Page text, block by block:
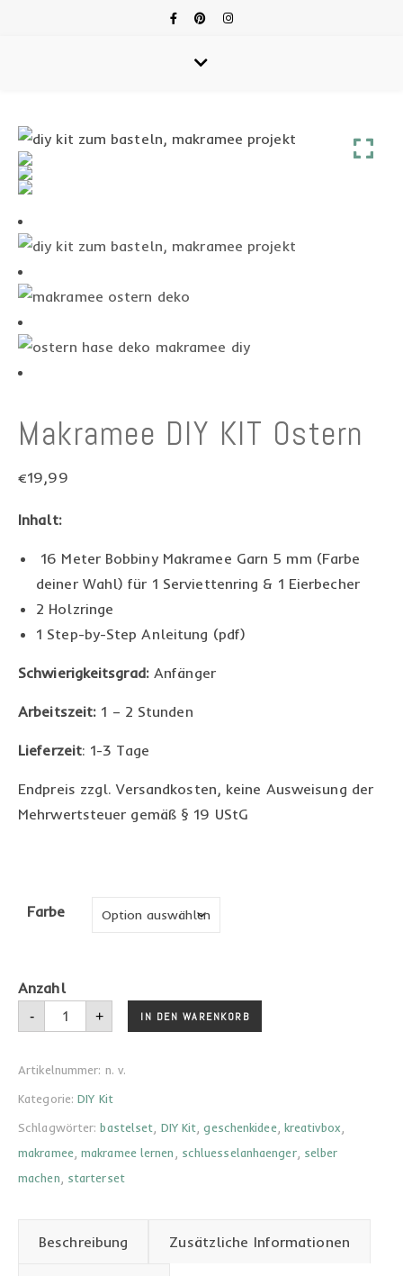
Makramee DIY KIT Ostern
€19,99
Inhalt:
16 Meter Bobbiny Makramee Garn 5 mm (Farbe
deiner Wahl) für 1 Serviettenring & 1 Eierbecher
2 Holzringe
1 Step-by-Step Anleitung (pdf)
Schwierigkeitsgrad:Anfänger
Arbeitszeit: 1 – 2 Stunden
Lieferzeit: 1-3 Tage
Endpreis zzgl. Versandkosten, keine Ausweisung der
Mehrwertsteuer gemäß § 19 UStG
Farbe
- Makramee DIY KIT Ostern Menge
+ IN DEN WARENKORB
Artikelnummer: n. v.
Kategorie:DIY Kit
Schlagwörter:bastelset DIY Kit ,geschenkidee, kreativbox
makramee,makramee lernen schluesselanhaenger, selber
machen
starterset
Beschreibung Zusätzliche Informationen